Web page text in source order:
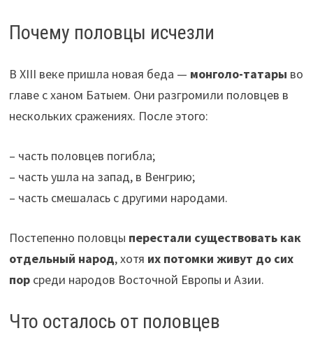
Почему половцы исчезли
В XIII веке пришла новая беда — монголо-татары во
главе с ханом Батыем. Они разгромили половцев в
нескольких сражениях. После этого:
– часть половцев погибла;
– часть ушла на запад, в Венгрию;
– часть смешалась с другими народами.
Постепенно половцы перестали существовать как
отдельный народ, хотя их потомки живут до сих
порсреди народов Восточной Европы и Азии.
Что осталось от половцев